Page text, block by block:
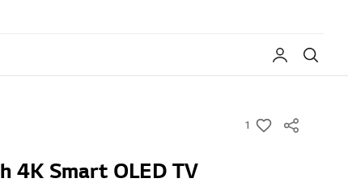
My LG
1
w
4K Smart OLED TV